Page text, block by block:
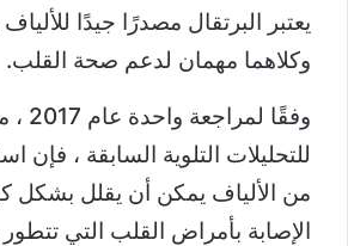
يعتبر البرتقال مصدرًا جيدًا
وكلاهما مهمان لدعم صحة القلب.
وفقًا
للتحليلات التلوية السابقة ، فإن
من الألياف يمكن أن يقلل بشكل
الإصابة بأمراض القلب التي